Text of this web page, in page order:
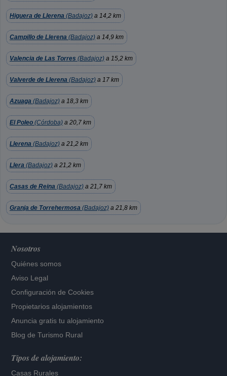
Higuera de Llerena (Badajoz) a 14,2 km
Campillo de Llerena (Badajoz) a 14,9 km
Valencia de Las Torres (Badajoz) a 15,2 km
Valverde de Llerena (Badajoz) a 17 km
Azuaga (Badajoz) a 18,3 km
El Poleo (Córdoba) a 20,7 km
Llerena (Badajoz) a 21,2 km
Llera (Badajoz) a 21,2 km
Casas de Reina (Badajoz) a 21,7 km
Granja de Torrehermosa (Badajoz) a 21,8 km
Nosotros
Quiénes somos
Aviso Legal
Configuración de Cookies
Propietarios alojamientos
Anuncia gratis tu alojamiento
Blog de Turismo Rural
Tipos de alojamiento:
Casas Rurales